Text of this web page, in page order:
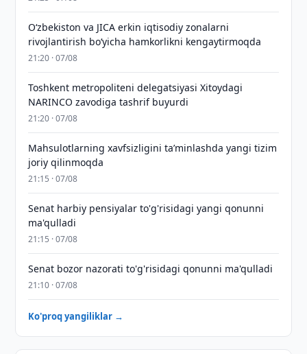
Oʻzbekiston va JICA erkin iqtisodiy zonalarni
rivojlantirish boʻyicha hamkorlikni kengaytirmoqda
21:20 · 07/08
Toshkent metropoliteni delegatsiyasi Xitoydagi
NARINCO zavodiga tashrif buyurdi
21:20 · 07/08
Mahsulotlarning xavfsizligini taʼminlashda yangi tizim
joriy qilinmoqda
21:15 · 07/08
Senat harbiy pensiyalar to'g'risidagi yangi qonunni
ma'qulladi
21:15 · 07/08
Senat bozor nazorati to'g'risidagi qonunni ma'qulladi
21:10 · 07/08
Ko'proq yangiliklar →